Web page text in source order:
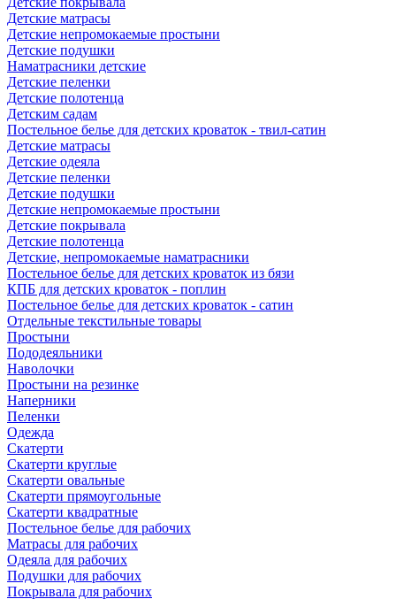
Детские матрасы
Детские непромокаемые простыни
Детские подушки
Наматрасники детские
Детские пеленки
Детские полотенца
Детским садам
Постельное белье для детских кроваток - твил-сатин
Детские матрасы
Детские одеяла
Детские пеленки
Детские подушки
Детские непромокаемые простыни
Детские покрывала
Детские полотенца
Детские, непромокаемые наматрасники
Постельное белье для детских кроваток из бязи
КПБ для детских кроваток - поплин
Постельное белье для детских кроваток - сатин
Отдельные текстильные товары
Простыни
Пододеяльники
Наволочки
Простыни на резинке
Наперники
Пеленки
Одежда
Скатерти
Скатерти круглые
Скатерти овальные
Скатерти прямоугольные
Скатерти квадратные
Постельное белье для рабочих
Матрасы для рабочих
Одеяла для рабочих
Подушки для рабочих
Покрывала для рабочих